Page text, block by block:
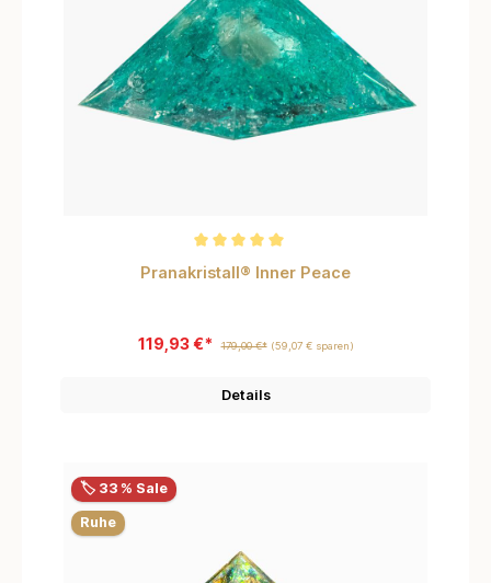
Durchschnittliche Bewertung von 5 von 5 Sternen
Pranakristall® Inner Peace
119,93 €* 179,00 €* (59,07 € sparen)
Details
🏷️ 33 % Sale
Ruhe